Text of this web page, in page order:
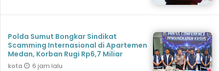
Polda Sumut Bongkar Sindikat
Scamming Internasional di Apartemen
Medan, Korban Rugi Rp6,7 Miliar
kota 6 jam lalu